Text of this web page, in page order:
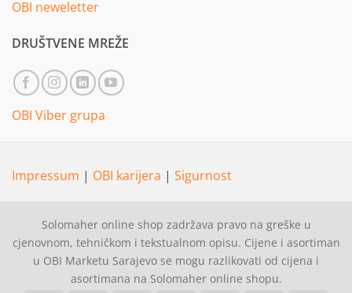
OBI neweletter
DRUŠTVENE MREŽE
OBI Viber grupa
Impressum | OBI karijera | Sigurnost
Solomaher online shop zadržava pravo na greške u
cjenovnom, tehničkom i tekstualnom opisu. Cijene i asortiman
u OBI Marketu Sarajevo se mogu razlikovati od cijena i
asortimana na Solomaher online shopu.